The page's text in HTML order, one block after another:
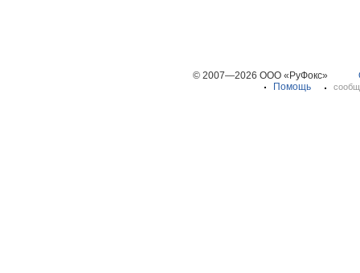
© 2007—2026 ООО «РуФокс»
Помощь